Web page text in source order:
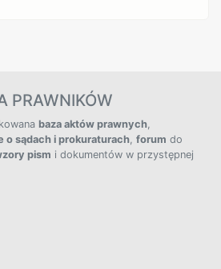
PRAWNIKÓW
baza aktów prawnych,
o sądach i prokuraturach, forum do
pism i dokumentów w przystępnej